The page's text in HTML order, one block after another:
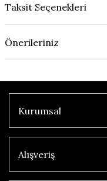
Taksit Seçenekleri
Önerileriniz
Kurumsal
Alışveriş